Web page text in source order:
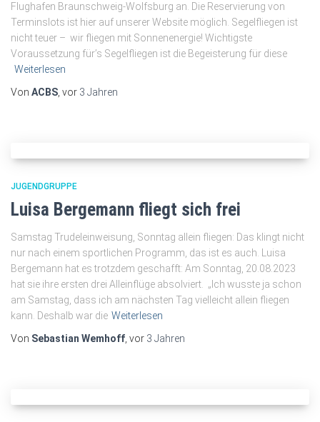
Flughafen Braunschweig-Wolfsburg an. Die Reservierung von
Terminslots ist hier auf unserer Website möglich. Segelfliegen ist
nicht teuer – wir fliegen mit Sonnenenergie! Wichtigste
Voraussetzung für’s Segelfliegen ist die Begeisterung für diese
Weiterlesen
Von ACBS , vor 3 Jahren
JUGENDGRUPPE
Luisa Bergemann fliegt sich frei
Samstag Trudeleinweisung, Sonntag allein fliegen: Das klingt nicht
nur nach einem sportlichen Programm, das ist es auch. Luisa
Bergemann hat es trotzdem geschafft: Am Sonntag, 20.08.2023
hat sie ihre ersten drei Alleinflüge absolviert. „Ich wusste ja schon
am Samstag, dass ich am nächsten Tag vielleicht allein fliegen
kann. Deshalb war die Weiterlesen
Von Sebastian Wemhoff , vor 3 Jahren